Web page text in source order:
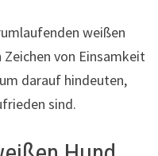
weißen
von Einsamkeit
darauf hindeuten,
sind.